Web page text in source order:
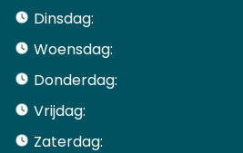
Dinsdag:
Woensdag:
Donderdag:
Vrijdag:
Zaterdag: